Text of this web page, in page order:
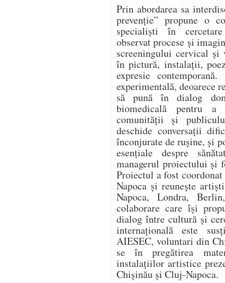
Prin abordarea sa
prevenție” propune o
specialiști în
observat procese și
screeningului cervical și
în pictură, instalații,
expresie
experimentală, deoarece
să pună în dialog
biomedicală pentru a
comunității și
deschide conversații
înconjurate de rușine, și
esențiale despre
managerul proiectului și
Proiectul a fost
Napoca și reunește
Napoca, Londra,
colaborare care își
dialog între cultură și
internațională este
AIESEC, voluntari din
se în pregătirea
instalațiilor artistice
Chișinău și Cluj-Napoca.